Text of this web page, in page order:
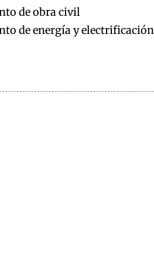
de obra civil
de energía y electrificación